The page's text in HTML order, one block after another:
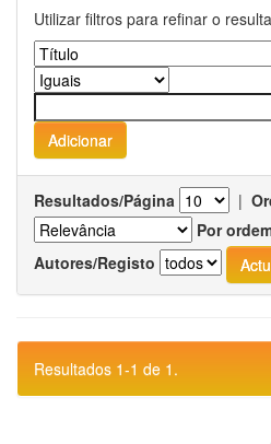
Utilizar filtros para refinar o
Resultados/Página |
Por
Autores/Registo
Resultados 1-1 de 1.